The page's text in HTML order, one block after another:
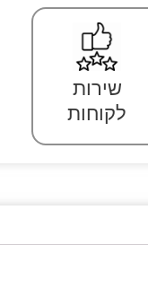
שירות
לקוחות